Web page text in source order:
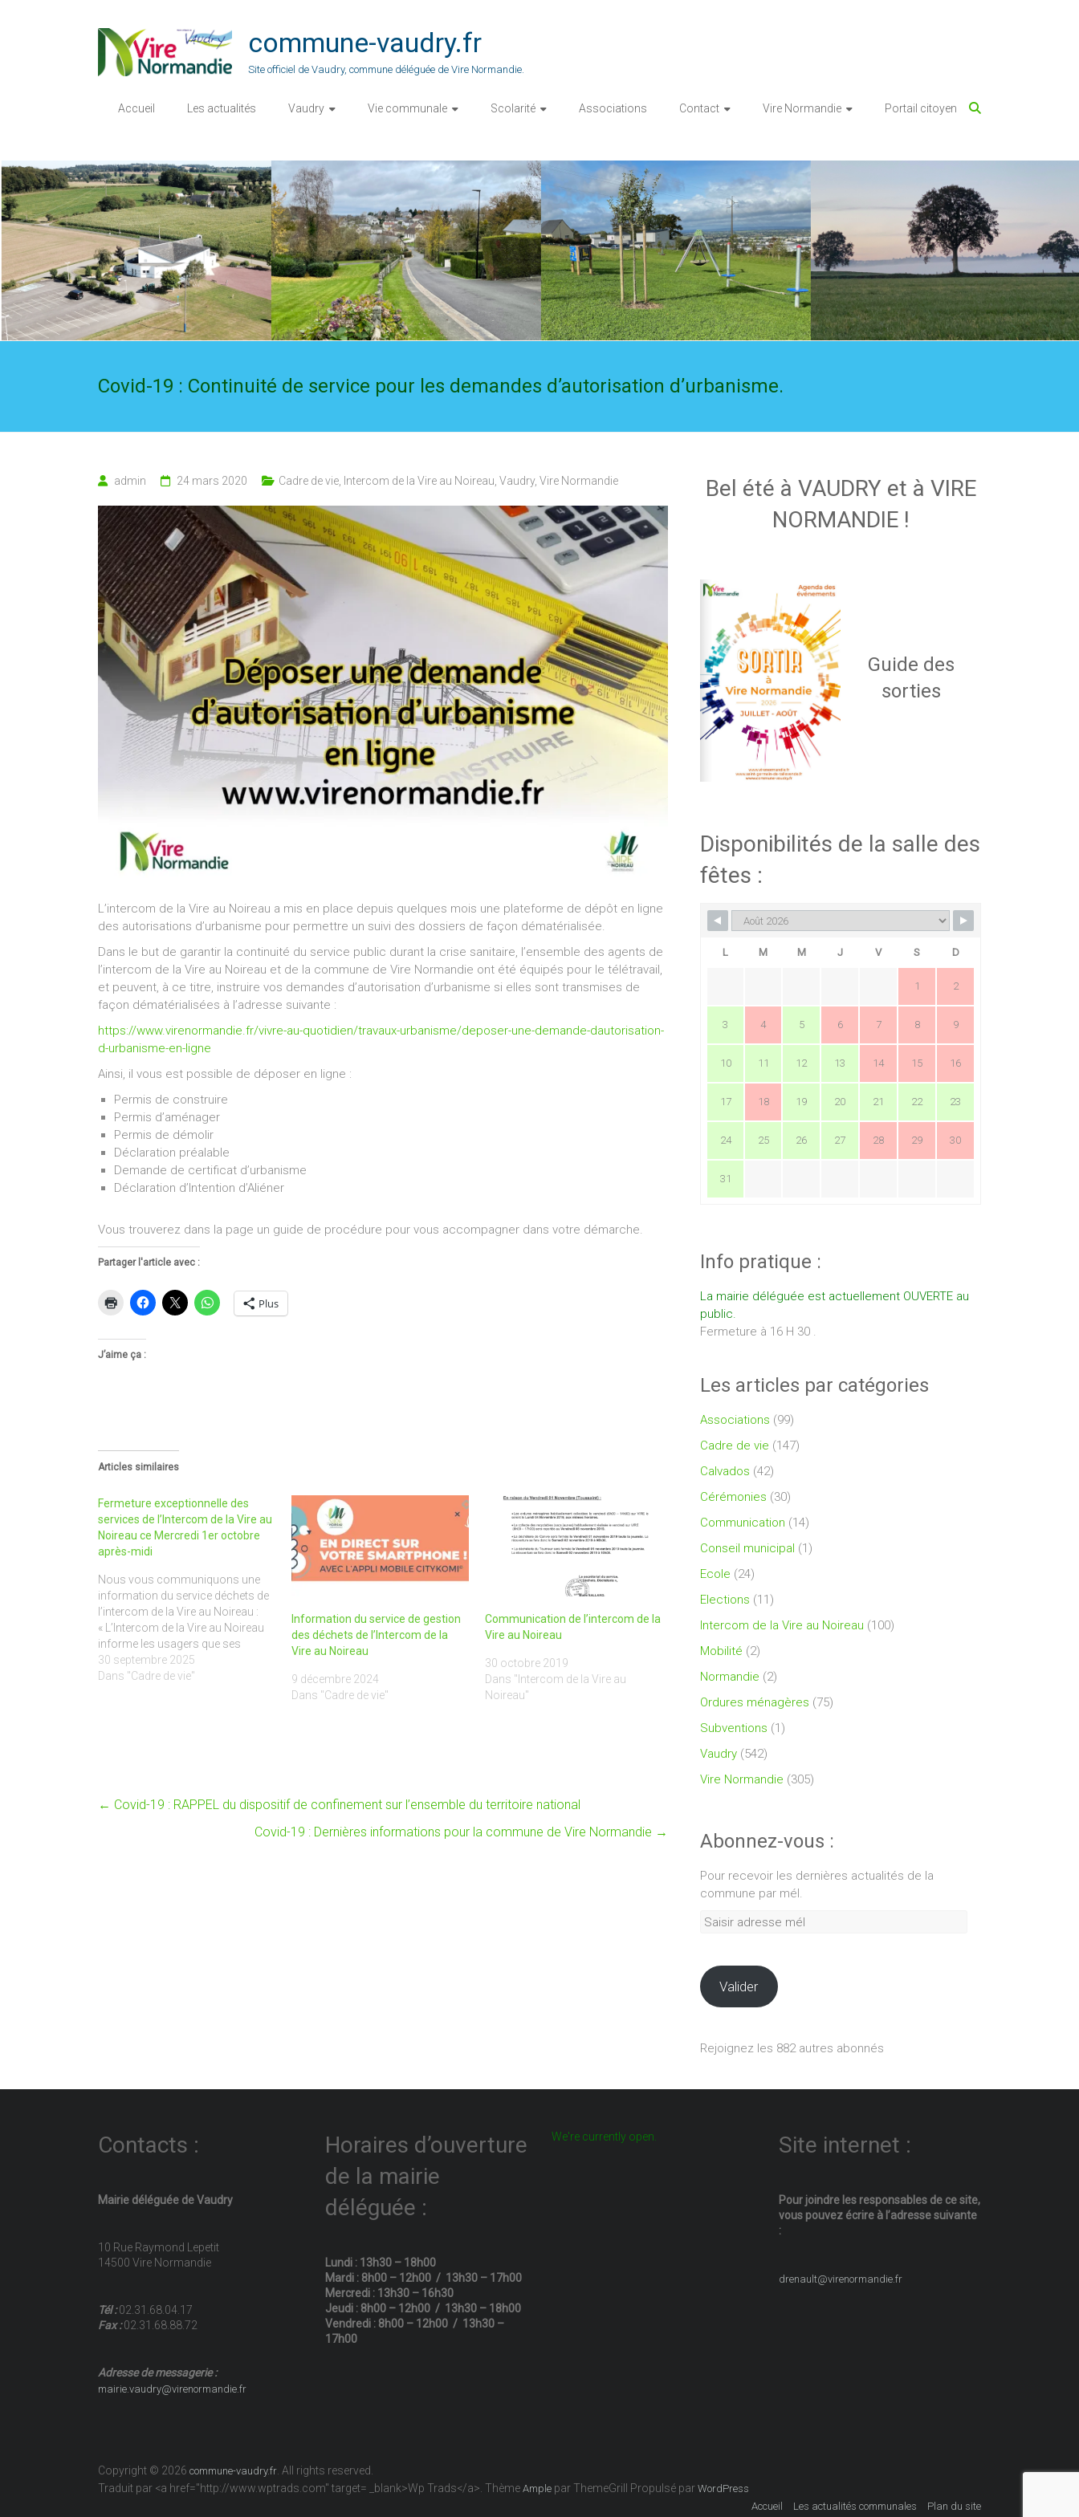
commune-vaudry.fr
Site officiel de Vaudry, commune déléguée de Vire Normandie.
Accueil Les actualités Vaudry Vie communale Scolarité Associations Contact Vire Normandie Portail citoyen
Covid-19 : Continuité de service pour les demandes d’autorisation d’urbanisme.
admin 24 mars 2020 Cadre de vie Intercom de la Vire au Noireau Vaudry, Vire Normandie
L’intercom de la Vire au Noireau a mis en place depuis quelques mois une plateforme de dépôt en ligne
des autorisations d’urbanisme pour permettre un suivi des dossiers de façon dématérialisée.
Dans le but de garantir la continuité du service public durant la crise sanitaire, l’ensemble des agents de
l’intercom de la Vire au Noireau et de la commune de Vire Normandie ont été équipés pour le télétravail,
et peuvent, à ce titre, instruire vos demandes d’autorisation d’urbanisme si elles sont transmises de
façon dématérialisées à l’adresse suivante :
https://www.virenormandie.fr/vivre-au-quotidien/travaux-urbanisme/deposer-une-demande-dautorisation-
d-urbanisme-en-ligne
Ainsi, il vous est possible de déposer en ligne :
Permis de construire
Permis d’aménager
Permis de démolir
Déclaration préalable
Demande de certificat d’urbanisme
Déclaration d’Intention d’Aliéner
Vous trouverez dans la page un guide de procédure pour vous accompagner dans votre démarche.
Partager l'article avec :
Plus
J’aime ça :
Articles similaires
Fermeture exceptionnelle des
services de l’Intercom de la Vire au
Noireau ce Mercredi 1er octobre
après-midi
Nous vous communiquons une
information du service déchets de
l’intercom de la Vire au Noireau :
« L’Intercom de la Vire au Noireau
informe les usagers que ses
services seront
exceptionnellement fermés au
30 septembre 2025
Dans "Cadre de vie"
Information du service de gestion
des déchets de l’Intercom de la
Vire au Noireau
9 décembre 2024
Dans "Cadre de vie"
Communication de l’intercom de la
Vire au Noireau
30 octobre 2019
Dans "Intercom de la Vire au
Noireau"
← Covid-19 : RAPPEL du dispositif de confinement sur l’ensemble du territoire national
Covid-19 : Dernières informations pour la commune de Vire Normandie →
Bel été à VAUDRY et à VIRE
NORMANDIE !
Guide des
sorties
Disponibilités de la salle des
fêtes :
L M M J V S D
1 2
3 4 5 6 7 8 9
10 11 12 13 14 15 16
17 18 19 20 21 22 23
24 25 26 27 28 29 30
31
Info pratique :
La mairie déléguée est actuellement OUVERTE au
public.
Fermeture à 16 H 30 .
Les articles par catégories
Associations (99)
Cadre de vie (147)
Calvados (42)
Cérémonies (30)
Communication (14)
Conseil municipal (1)
Ecole (24)
Elections (11)
Intercom de la Vire au Noireau (100)
Mobilité (2)
Normandie (2)
Ordures ménagères (75)
Subventions (1)
Vaudry (542)
Vire Normandie (305)
Abonnez-vous :
Pour recevoir les dernières actualités de la
commune par mél.
Saisir
Valider
Rejoignez les 882 autres abonnés
Contacts :
Mairie déléguée de Vaudry
10 Rue Raymond Lepetit
14500 Vire Normandie
Tél :02.31.68.04.17
Fax :02.31.68.88.72
Adresse de messagerie :
mairie.vaudry@virenormandie.fr
Horaires d’ouverture
de la mairie
déléguée :
Lundi : 13h30 – 18h00
Mardi : 8h00 – 12h00 / 13h30 – 17h00
Mercredi : 13h30 – 16h30
Jeudi : 8h00 – 12h00 / 13h30 – 18h00
Vendredi : 8h00 – 12h00 / 13h30 –
17h00
We're currently open. Site internet :
Pour joindre les responsables de ce site,
vous pouvez écrire à l’adresse suivante
:
drenault@virenormandie.fr
Copyright © 2026 commune-vaudry.fr . All rights reserved.
Traduit par <a href="http://www.wptrads.com" target= _blank>Wp Trads</a>. Thème Ample par ThemeGrill Propulsé par WordPress
Accueil
Les actualités communales Plan du site